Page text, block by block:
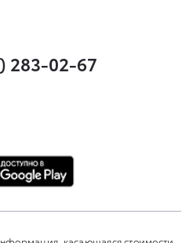
283-02-67